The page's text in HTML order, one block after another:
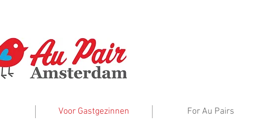
Voor Gastgezinnen For Au Pairs